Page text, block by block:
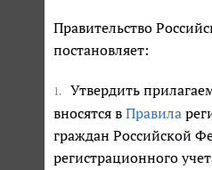
Правительство
постановляет:
1.
Утвердить
вносятся в Правила
граждан Российской
регистрационного